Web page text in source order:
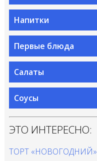
Напитки
Первые блюда
Салаты
Соусы
ЭТО ИНТЕРЕСНО:
ТОРТ «НОВОГОДНИЙ»